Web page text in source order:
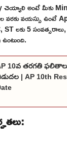
అంటే మీకు
వరకు వయస్సు ఉంటే
ST లకు 5
10వ తరగతి
| AP 10th